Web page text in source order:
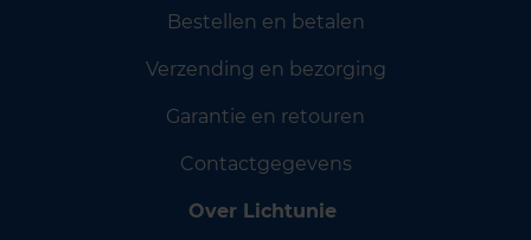
Bestellen en betalen
Verzending en bezorging
Garantie en retouren
Contactgegevens
Over Lichtunie